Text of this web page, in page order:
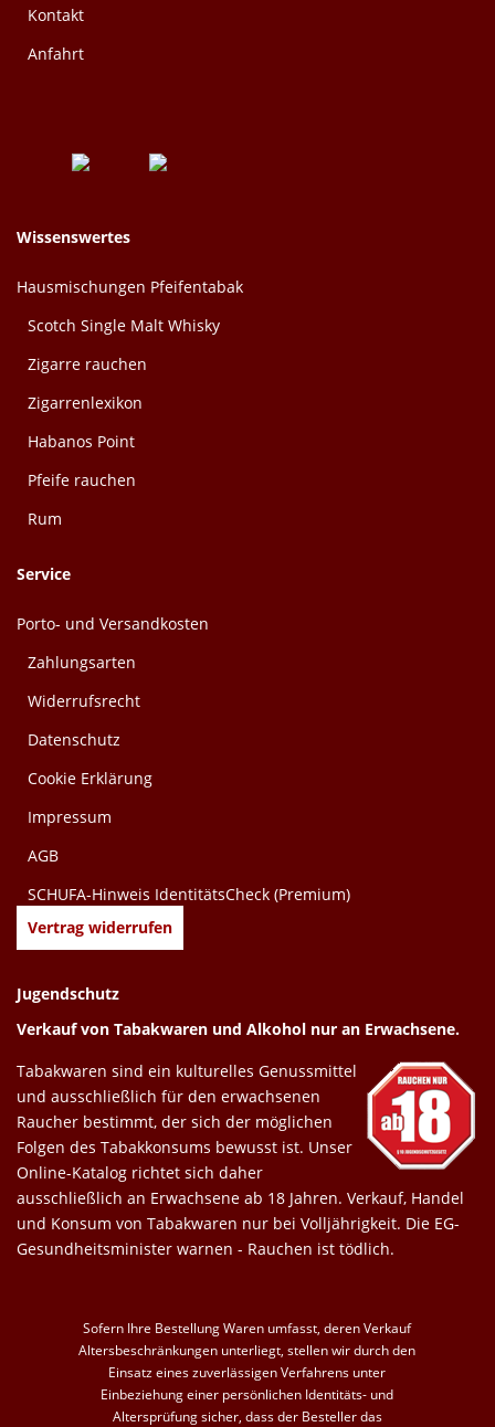
Kontakt
Anfahrt
Wissenswertes
Hausmischungen Pfeifentabak
Scotch Single Malt Whisky
Zigarre rauchen
Zigarrenlexikon
Habanos Point
Pfeife rauchen
Rum
Service
Porto- und Versandkosten
Zahlungsarten
Widerrufsrecht
Datenschutz
Cookie Erklärung
Impressum
AGB
SCHUFA-Hinweis IdentitätsCheck (Premium)
Vertrag widerrufen
Jugendschutz
Verkauf von Tabakwaren und Alkohol nur an Erwachsene.
Tabakwaren sind ein kulturelles Genussmittel
und ausschließlich für den erwachsenen
Raucher bestimmt, der sich der möglichen
Folgen des Tabakkonsums bewusst ist. Unser
Online-Katalog richtet sich daher
ausschließlich an Erwachsene ab 18 Jahren. Verkauf, Handel
und Konsum von Tabakwaren nur bei Volljährigkeit. Die EG-
Gesundheitsminister warnen - Rauchen ist tödlich.
Sofern Ihre Bestellung Waren umfasst, deren Verkauf
Altersbeschränkungen unterliegt, stellen wir durch den
Einsatz eines zuverlässigen Verfahrens unter
Einbeziehung einer persönlichen Identitäts- und
Altersprüfung sicher, dass der Besteller das